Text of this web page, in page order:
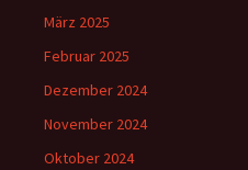
März 2025
Februar 2025
Dezember 2024
November 2024
Oktober 2024